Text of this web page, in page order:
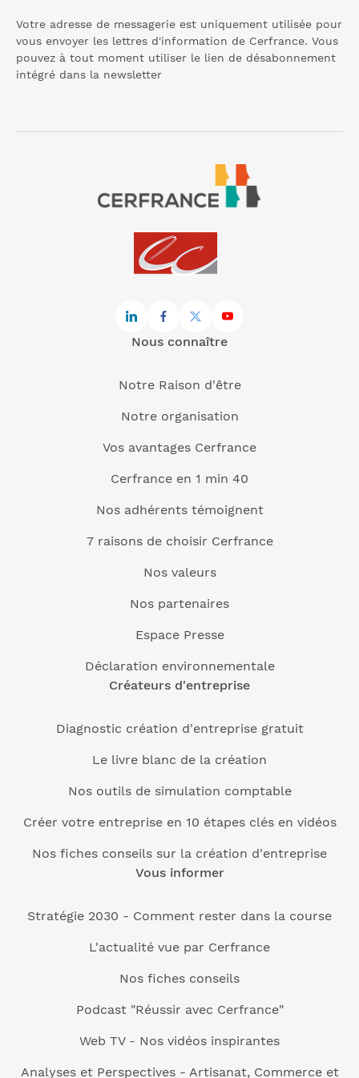
Votre adresse de messagerie est uniquement utilisée pour
vous envoyer les lettres d'information de Cerfrance. Vous
pouvez à tout moment utiliser le lien de désabonnement
intégré dans la newsletter
Nous connaître
Notre Raison d'être
Notre organisation
Vos avantages Cerfrance
Cerfrance en 1 min 40
Nos adhérents témoignent
7 raisons de choisir Cerfrance
Nos valeurs
Nos partenaires
Espace Presse
Déclaration environnementale
Créateurs d'entreprise
Diagnostic création d'entreprise gratuit
Le livre blanc de la création
Nos outils de simulation comptable
Créer votre entreprise en 10 étapes clés en vidéos
Nos fiches conseils sur la création d'entreprise
Vous informer
Stratégie 2030 - Comment rester dans la course
L'actualité vue par Cerfrance
Nos fiches conseils
Podcast "Réussir avec Cerfrance"
Web TV - Nos vidéos inspirantes
Analyses et Perspectives - Artisanat, Commerce et